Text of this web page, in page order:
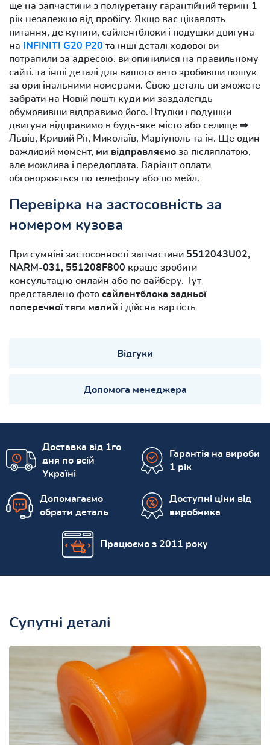
ще на запчастини з поліуретану гарантійний термін 1
рік незалежно від пробігу. Якщо вас цікавлять
питання, де купити, сайлентблоки і подушки двигуна
на
INFINITI G20 P20 та інші деталі ходової ви
потрапили за адресою. ви опинилися на правильному
сайті. та інші деталі для вашого авто зробивши пошук
за оригінальними номерами. Свою деталь ви зможете
забрати на Новій пошті куди ми заздалегідь
обумовивши відправимо його. Втулки і подушки
двигуна відправимо в будь-яке місто або селище ⇒
Львів, Кривий Ріг, Миколаїв, Маріуполь та ін. Ще один
важливий момент, ми відправляємо за післяплатою,
але можлива і передоплата. Варіант оплати
обговорюється по телефону або по мейл.
Перевірка на застосовність за
номером кузова
При сумніві застосовності запчастини 5512043U02,
NARM-031, 551208F800 краще зробити
консультацію онлайн або по вайберу. Тут
представлено фото сайлентблока задньої
поперечної тяги малий і дійсна вартість
Відгуки
Допомога менеджера
Доставка від 1го
дня по всій
Україні
Гарантія на вироби
1 рік
Допомагаємо
обрати деталь
Доступні ціни від
виробника
Працюємо з 2011 року
Супутні деталі